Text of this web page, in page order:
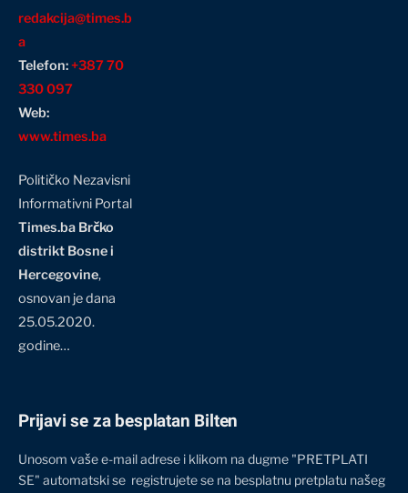
redakcija@times.b
a
Telefon:+387 70
330 097
Web:
www.times.ba
Političko Nezavisni
Informativni Portal
Times.ba Brčko
distrikt Bosne i
Hercegovine,
osnovan je dana
25.05.2020.
godine…
Prijavi se za besplatan Bilten
Unosom vaše e-mail adrese i klikom na dugme "PRETPLATI
SE" automatski se registrujete se na besplatnu pretplatu našeg